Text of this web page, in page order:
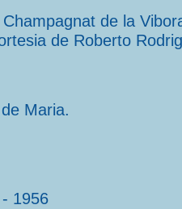
de la
de Roberto
Maria.
1956